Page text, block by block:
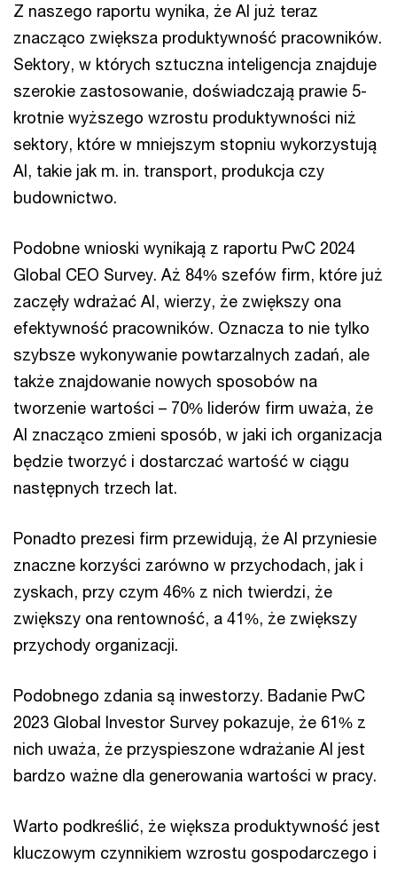
Z naszego raportu wynika, że AI już teraz
znacząco zwiększa produktywność pracowników.
Sektory, w których sztuczna inteligencja znajduje
szerokie zastosowanie, doświadczają prawie 5-
krotnie wyższego wzrostu produktywności niż
sektory, które w mniejszym stopniu wykorzystują
AI, takie jak m. in. transport, produkcja czy
budownictwo.
Podobne wnioski wynikają z raportu PwC 2024
Global CEO Survey. Aż 84% szefów firm, które już
zaczęły wdrażać AI, wierzy, że zwiększy ona
efektywność pracowników. Oznacza to nie tylko
szybsze wykonywanie powtarzalnych zadań, ale
także znajdowanie nowych sposobów na
tworzenie wartości – 70% liderów firm uważa, że
AI znacząco zmieni sposób, w jaki ich organizacja
będzie tworzyć i dostarczać wartość w ciągu
następnych trzech lat.
Ponadto prezesi firm przewidują, że AI przyniesie
znaczne korzyści zarówno w przychodach, jak i
zyskach, przy czym 46% z nich twierdzi, że
zwiększy ona rentowność, a 41%, że zwiększy
przychody organizacji.
Podobnego zdania są inwestorzy. Badanie PwC
2023 Global Investor Survey pokazuje, że 61% z
nich uważa, że przyspieszone wdrażanie AI jest
bardzo ważne dla generowania wartości w pracy.
Warto podkreślić, że większa produktywność jest
kluczowym czynnikiem wzrostu gospodarczego i